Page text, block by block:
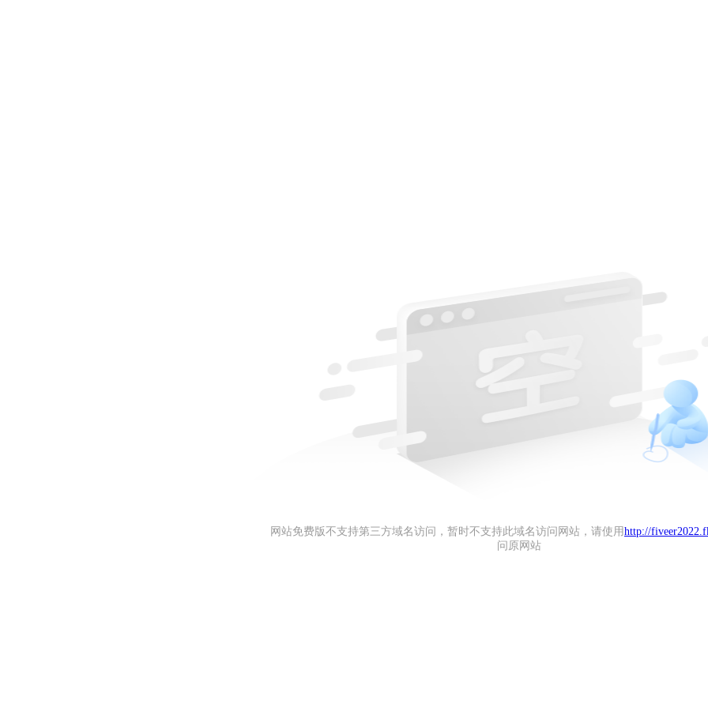
网站免费版不支持第三方域名访问，暂时不支持此域名访问网站，请使用 http://
问原网站